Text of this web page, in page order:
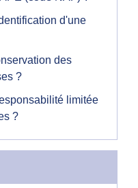
d'une
des
?
limitée
?